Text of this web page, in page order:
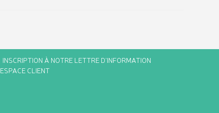
INSCRIPTION À NOTRE LETTRE D'INFORMATION
ESPACE CLIENT